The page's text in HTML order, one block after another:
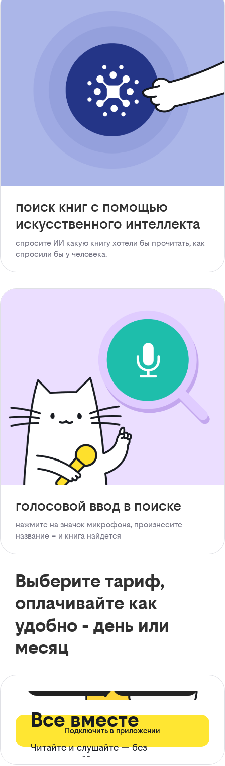
поиск книг с помощью
искусственного интеллекта
спросите ИИ какую книгу хотели бы прочитать, как
спросили бы у человека.
голосовой ввод в поиске
нажмите на значок микрофона, произнесите
название – и книга найдется
Выберите тариф,
оплачивайте как
удобно - день или
месяц
Все вместе
Читайте и слушайте — без
ограничений*
Подключить в приложении